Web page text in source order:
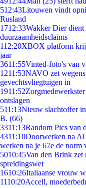
512:43Litouwen vindt
Rusland
1712:33Wakker Dier dient
duurzaamheidsclaims
112:20XBOX platform
jaar
3611:55Vinted-foto's van
1211:53NAVO zet
gevechtsvliegtuigen in
1911:52
ontslagen
511:13Nieuw slachtoffer
B. (66)
3311:13Random Pics van
4311:10Doorwerken na
werken na je 67e de norm
5010:45Van den Brink zet
spreidingswet
1610:26Italiaanse vrouw
1110:20Accell,